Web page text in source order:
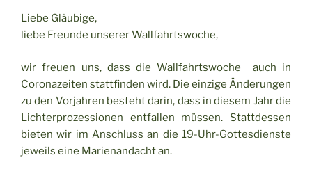
Liebe Gläubige,
liebe Freunde unserer Wallfahrtswoche,
wir freuen uns, dass die Wallfahrtswoche auch in
Coronazeiten stattfinden wird. Die einzige Änderungen
zu den Vorjahren besteht darin, dass in diesem Jahr die
Lichterprozessionen entfallen müssen. Stattdessen
bieten wir im Anschluss an die 19-Uhr-Gottesdienste
jeweils eine Marienandacht an.